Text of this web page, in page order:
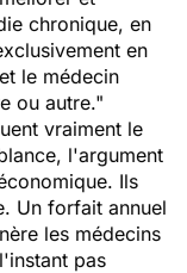
chronique, en
en
le médecin
ou autre."
vraiment le
l'argument
Ils
Un forfait annuel
les médecins
pas